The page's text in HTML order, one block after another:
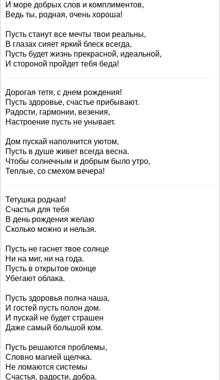
И море добрых слов и комплиментов,
Ведь ты, родная, очень хороша!
Пусть станут все мечты твои реальны,
В глазах сияет яркий блеск всегда,
Пусть будет жизнь прекрасной, идеальной,
И стороной пройдет тебя беда!
Дорогая тетя, с днем рождения!
Пусть здоровье, счастье прибывают.
Радости, гармонии, везения,
Настроение пусть не унывает.
Дом пускай наполнится уютом,
Пусть в душе живет всегда весна.
Чтобы солнечным и добрым было утро,
Теплые, со смехом вечера!
Тетушка родная!
Счастья для тебя
В день рождения желаю
Сколько можно и нельзя.
Пусть не гаснет твое солнце
Ни на миг, ни на года.
Пусть в открытое оконце
Убегают облака.
Пусть здоровья полна чаша,
И гостей пусть полон дом.
И пускай не будет страшен
Даже самый большой ком.
Пусть решаются проблемы,
Словно магией щелчка.
Не ломаются системы
Счастья, радости, добра.